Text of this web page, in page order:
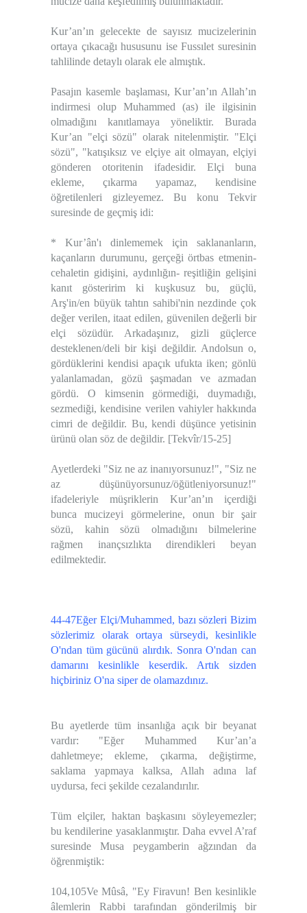
Kur’an’ın gelecekte de sayısız mucizelerinin
ortaya çıkacağı hususunu ise Fussılet suresinin
tahlilinde detaylı olarak ele almıştık.
Pasajın kasemle başlaması, Kur’an’ın Allah’ın
indirmesi olup Muhammed (as) ile ilgisinin
olmadığını kanıtlamaya yöneliktir. Burada
Kur’an "elçi sözü" olarak nitelenmiştir. "Elçi
sözü", "katışıksız ve elçiye ait olmayan, elçiyi
gönderen otoritenin ifadesidir. Elçi buna
ekleme, çıkarma yapamaz, kendisine
öğretilenleri gizleyemez. Bu konu Tekvir
suresinde de geçmiş idi:
* Kur’ân'ı dinlememek için saklananların,
kaçanların durumunu, gerçeği örtbas etmenin-
cehaletin gidişini, aydınlığın- reşitliğin gelişini
kanıt gösteririm ki kuşkusuz bu, güçlü,
Arş'in/en büyük tahtın sahibi'nin nezdinde çok
değer verilen, itaat edilen, güvenilen değerli bir
elçi sözüdür. Arkadaşınız, gizli güçlerce
desteklenen/deli bir kişi değildir. Andolsun o,
gördüklerini kendisi apaçık ufukta iken; gönlü
yalanlamadan, gözü şaşmadan ve azmadan
gördü. O kimsenin görmediği, duymadığı,
sezmediği, kendisine verilen vahiyler hakkında
cimri de değildir. Bu, kendi düşünce yetisinin
ürünü olan söz de değildir. [Tekvîr/15-25]
Ayetlerdeki "Siz ne az inanıyorsunuz!", "Siz ne
az düşünüyorsunuz/öğütleniyorsunuz!"
ifadeleriyle müşriklerin Kur’an’ın içerdiği
bunca mucizeyi görmelerine, onun bir şair
sözü, kahin sözü olmadığını bilmelerine
rağmen inançsızlıkta direndikleri beyan
edilmektedir.
44-47Eğer Elçi/Muhammed, bazı sözleri Bizim
sözlerimiz olarak ortaya sürseydi, kesinlikle
O'ndan tüm gücünü alırdık. Sonra O'ndan can
damarını kesinlikle keserdik. Artık sizden
hiçbiriniz O'na siper de olamazdınız.
Bu ayetlerde tüm insanlığa açık bir beyanat
vardır: "Eğer Muhammed Kur’an’a
dahletmeye; ekleme, çıkarma, değiştirme,
saklama yapmaya kalksa, Allah adına laf
uydursa, feci şekilde cezalandırılır.
Tüm elçiler, haktan başkasını söyleyemezler;
bu kendilerine yasaklanmıştır. Daha evvel A’raf
suresinde Musa peygamberin ağzından da
öğrenmiştik:
104,105Ve Mûsâ, "Ey Firavun! Ben kesinlikle
âlemlerin Rabbi tarafından gönderilmiş bir